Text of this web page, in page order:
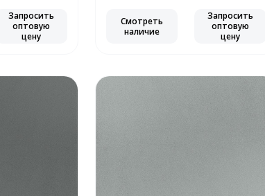
Запросить
оптовую
цену
Смотреть
наличие
Запросить
оптовую
цену